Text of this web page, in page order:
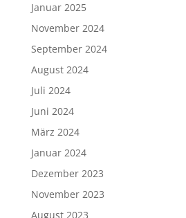
Januar 2025
November 2024
September 2024
August 2024
Juli 2024
Juni 2024
März 2024
Januar 2024
Dezember 2023
November 2023
August 2023